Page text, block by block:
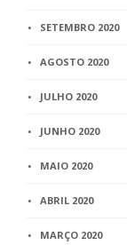
SETEMBRO 2020
AGOSTO 2020
JULHO 2020
JUNHO 2020
MAIO 2020
ABRIL 2020
MARÇO 2020